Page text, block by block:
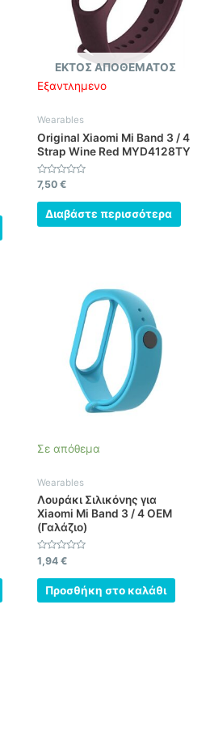
ΕΚΤΌΣ ΑΠΟΘΈΜΑΤΟΣ
Εξαντλημένο
Wearables
Original Xiaomi Mi Band 3 / 4
Strap Wine Red MYD4128TY
Βαθμολογήθηκε
με
0
από
7,50 €
Διαβάστε περισσότερα
Σε απόθεμα
Wearables
Λουράκι Σιλικόνης για
Xiaomi Mi Band 3 / 4 OEM
(Γαλάζιο)
Βαθμολογήθηκε
με
0
από
1,94 €
Προσθήκη στο καλάθι